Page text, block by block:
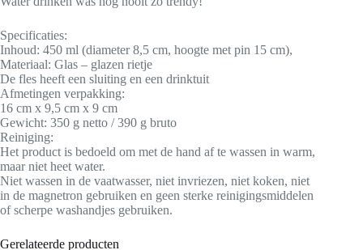
Specificaties:
Inhoud: 450 ml (diameter 8,5 cm, hoogte met pin 15 cm),
Materiaal: Glas – glazen rietje
De fles heeft een sluiting en een drinktuit
Afmetingen verpakking:
16 cm x 9,5 cm x 9 cm
Gewicht: 350 g netto / 390 g bruto
Reiniging:
Het product is bedoeld om met de hand af te wassen in warm,
maar niet heet water.
Niet wassen in de vaatwasser, niet invriezen, niet koken, niet
in de magnetron gebruiken en geen sterke reinigingsmiddelen
of scherpe washandjes gebruiken.
Gerelateerde producten